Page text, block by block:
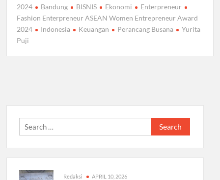
2024 Bandung BISNIS Ekonomi
Enterpreneur
Fashion Enterpreneur ASEAN Women Entrepreneur Award
2024
Indonesia Keuangan Perancang Busana
Yurita
Puji
Search
for:
Redaksi APRIL 10, 2026